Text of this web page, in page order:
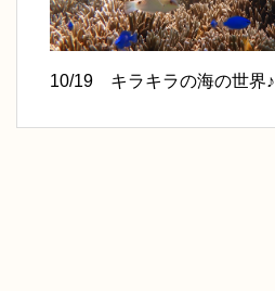
10/19 キラキラの海の世界♪